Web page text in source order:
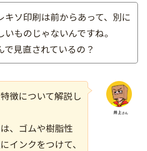
キソ印刷は前からあって、別に
いものじゃないんですね。
で見直されているの？
徴について解説し
、ゴムや樹脂性
インクをつけて、